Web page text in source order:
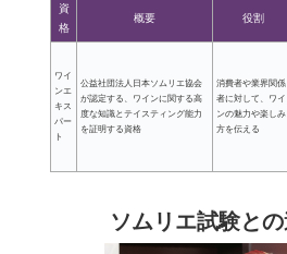
資
格
概要 役割
ワイ
ンエ
キス
パー
ト
公益社団法人日本ソムリエ協会
が認定する、ワインに関する高
度な知識とテイスティング能力
を証明する資格
消費者や業界関係
者に対して、ワイ
ンの魅力や楽しみ
方を伝える
ソムリエ試験と